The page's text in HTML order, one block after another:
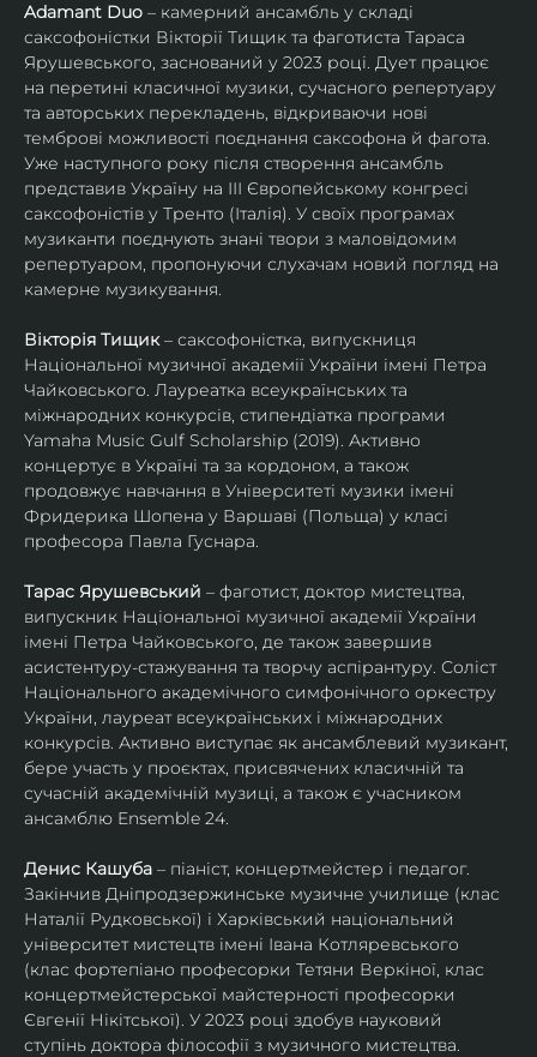
Adamant Duo – камерний ансамбль у складі
саксофоністки Вікторії Тищик та фаготиста Тараса
Ярушевського, заснований у 2023 році. Дует працює
на перетині класичної музики, сучасного репертуару
та авторських перекладень, відкриваючи нові
темброві можливості поєднання саксофона й фагота.
Уже наступного року після створення ансамбль
представив Україну на ІІІ Європейському конгресі
саксофоністів у Тренто (Італія). У своїх програмах
музиканти поєднують знані твори з маловідомим
репертуаром, пропонуючи слухачам новий погляд на
камерне музикування.
Вікторія Тищик – саксофоністка, випускниця
Національної музичної академії України імені Петра
Чайковського. Лауреатка всеукраїнських та
міжнародних конкурсів, стипендіатка програми
Yamaha Music Gulf Scholarship (2019). Активно
концертує в Україні та за кордоном, а також
продовжує навчання в Університеті музики імені
Фридерика Шопена у Варшаві (Польща) у класі
професора Павла Гуснара.
Тарас Ярушевський – фаготист, доктор мистецтва,
випускник Національної музичної академії України
імені Петра Чайковського, де також завершив
асистентуру-стажування та творчу аспірантуру. Соліст
Національного академічного симфонічного оркестру
України, лауреат всеукраїнських і міжнародних
конкурсів. Активно виступає як ансамблевий музикант,
бере участь у проєктах, присвячених класичній та
сучасній академічній музиці, а також є учасником
ансамблю Ensemble 24.
Денис Кашуба – піаніст, концертмейстер і педагог.
Закінчив Дніпродзержинське музичне училище (клас
Наталії Рудковської) і Харківський національний
університет мистецтв імені Івана Котляревського
(клас фортепіано професорки Тетяни Веркіної, клас
концертмейстерської майстерності професорки
Євгенії Нікітської). У 2023 році здобув науковий
ступінь доктора філософії з музичного мистецтва.